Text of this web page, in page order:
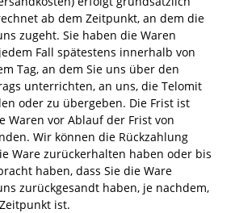
ab dem Zeitpunkt, an dem die
zugeht. Sie haben die Waren
Fall spätestens innerhalb von
Tag, an dem Sie uns über den
unterrichten, an uns, die Telomit
oder zu übergeben. Die Frist ist
Waren vor Ablauf der Frist von
Wir können die Rückzahlung
Ware zurückerhalten haben oder bis
haben, dass Sie die Ware
zurückgesandt haben, je nachdem,
ist.